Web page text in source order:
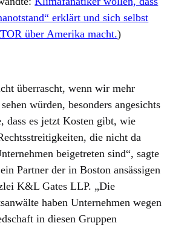
erklärt und sich selbst
über Amerika macht.)
überrascht, wenn wir mehr
würden, besonders angesichts
dass es jetzt Kosten gibt, wie
die nicht da
beigetreten sind“, sagte
Partner der in Boston ansässigen
K&L Gates LLP. „Die
haben Unternehmen wegen
in diesen Gruppen